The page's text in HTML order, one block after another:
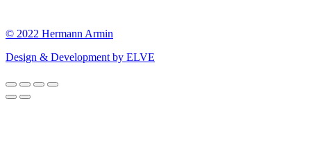
© 2022 Hermann Armin
Design & Development by ELVE